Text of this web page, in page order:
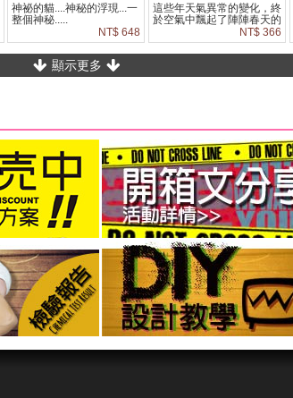
神祕的貓....神秘的浮現...一
整個神秘.....
NT$ 648
這些年天氣異常的變化，終
於空氣中飄起了陣陣春天的
味道。想大嚐一口春天的感
覺，也想穿著"春天"在街上
走走。
NT$ 366
顯示更多